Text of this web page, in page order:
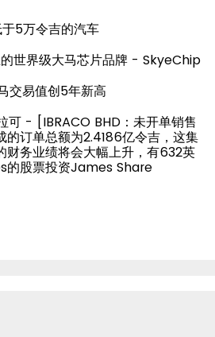
5万令吉的汽车
的世界级大马芯片品牌 - SkyeChip
交易值创5年新高
- [IBRACO BHD：未开单销售
的订单总额为2.4186亿令吉，这集
财务业绩将会大幅上升，有632英
股票投资James Share